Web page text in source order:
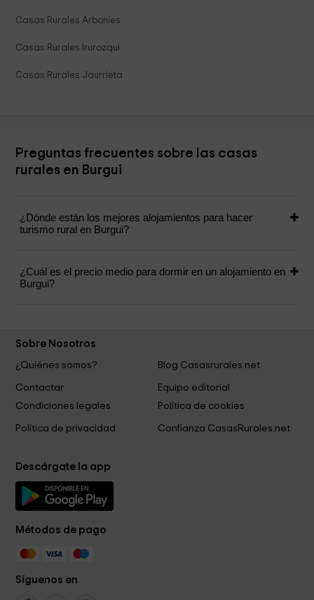
Casas Rurales Arbonies
Casas Rurales Irurozqui
Casas Rurales Jaurrieta
Preguntas frecuentes sobre las casas
rurales en Burgui
¿Dónde están los mejores alojamientos para hacer
turismo rural en Burgui?
¿Cuál es el precio medio para dormir en un alojamiento en
Burgui?
Sobre Nosotros
¿Quiénes somos?
Blog Casasrurales.net
Contactar
Equipo editorial
Condiciones legales
Política de cookies
Política de privacidad Confianza CasasRurales.net
Descárgate la app
Métodos de pago
Síguenos en